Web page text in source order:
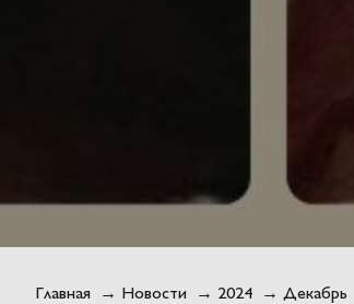
Главная → Новости → 2024 → Декабрь